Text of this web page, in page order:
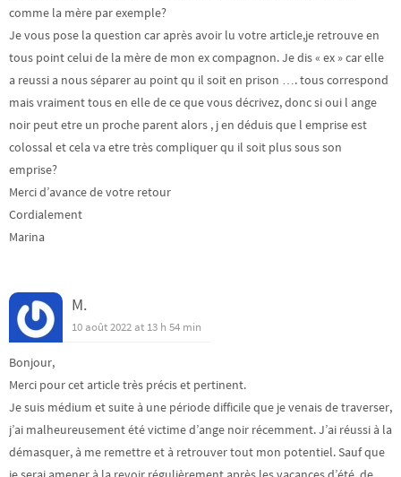
comme la mère par exemple?
Je vous pose la question car après avoir lu votre article,je retrouve en
tous point celui de la mère de mon ex compagnon. Je dis « ex » car elle
a reussi a nous séparer au point qu il soit en prison …. tous correspond
mais vraiment tous en elle de ce que vous décrivez, donc si oui l ange
noir peut etre un proche parent alors , j en déduis que l emprise est
colossal et cela va etre très compliquer qu il soit plus sous son
emprise?
Merci d’avance de votre retour
Cordialement
Marina
M.
10 août 2022 at 13 h 54 min
Bonjour,
Merci pour cet article très précis et pertinent.
Je suis médium et suite à une période difficile que je venais de traverser,
j’ai malheureusement été victime d’ange noir récemment. J’ai réussi à la
démasquer, à me remettre et à retrouver tout mon potentiel. Sauf que